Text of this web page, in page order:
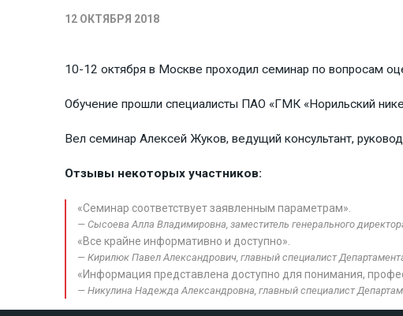
12 ОКТЯБРЯ 2018
10-12 октября в Москве проходил семинар по вопросам
Обучение прошли специалисты ПАО «ГМК «Норильский
Вел семинар Алексей Жуков, ведущий консультант,
Отзывы некоторых участников:
«Семинар соответствует заявленным параметрам».
Сысоева Алла Владимировна, заместитель генерального
«Все крайне информативно и доступно».
Кирилюк Павел Александрович, главный специалист
«Информация представлена доступно для понимания,
Никулина Надежда Александровна, главный специалист